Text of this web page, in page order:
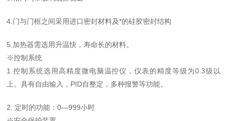
4.门与门框之间采用进口密封材料及*的硅胶密封结构
5.加热器需选用升温快，寿命长的材料。
※控制系统
1.控制系统选用高精度微电脑温控仪，仪表的精度等级为0.3级以
上。具有自由输入，PID自整定，多种报警等功能。
2. 定时的功能：0—999小时